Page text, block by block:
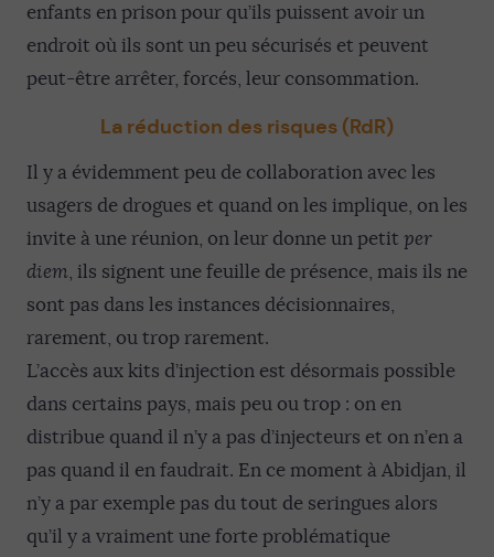
enfants en prison pour qu’ils puissent avoir un
endroit où ils sont un peu sécurisés et peuvent
peut-être arrêter, forcés, leur consommation.
La réduction des risques (RdR)
Il y a évidemment peu de collaboration avec les
usagers de drogues et quand on les implique, on les
invite à une réunion, on leur donne un petit per
diem, ils signent une feuille de présence, mais ils ne
sont pas dans les instances décisionnaires,
rarement, ou trop rarement.
L’accès aux kits d’injection est désormais possible
dans certains pays, mais peu ou trop : on en
distribue quand il n’y a pas d’injecteurs et on n’en a
pas quand il en faudrait. En ce moment à Abidjan, il
n’y a par exemple pas du tout de seringues alors
qu’il y a vraiment une forte problématique